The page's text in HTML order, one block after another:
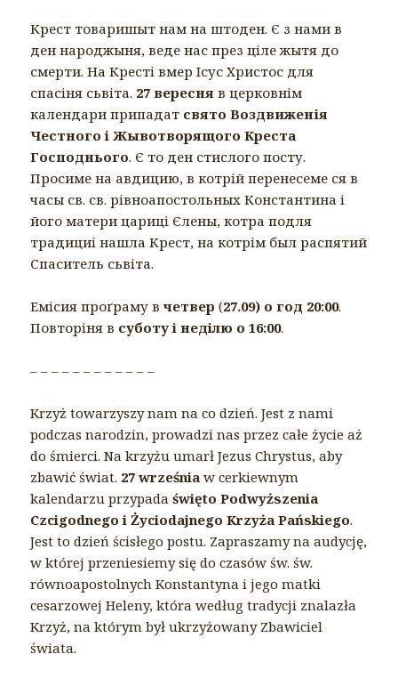
Крест товаришыт нам на штоден. Є з нами в
ден народжыня, веде нас през цiле жытя до
смерти. На Крестi вмер Iсус Христос для
спасiня сьвiта. 27 вересня в церковнiм
календари припадат свято Воздвиженія
Честного i Жывотворящoго Креста
Господнього. Є то ден стислого посту.
Просиме на авдицию, в котрiй перенесеме ся в
часы св. св. рiвноапостольных Константина i
його матери царицi Єлены, котра подля
традициi нашла Крест, на котрiм был распятий
Спаситель сьвiта.
Емiсия проґраму вчетвер (27.09) о год 20:00.
Повторiня в суботу i недiлю о 16:00.
– – – – – – – – – – – –
Krzyż towarzyszy nam na co dzień. Jest z nami
podczas narodzin, prowadzi nas przez całe życie aż
do śmierci. Na krzyżu umarł Jezus Chrystus, aby
zbawić świat. 27 września w cerkiewnym
kalendarzu przypadaświęto Podwyższenia
Czcigodnego i Życiodajnego Krzyża Pańskiego.
Jest to dzień ścisłego postu. Zapraszamy na audycję,
w której przeniesiemy się do czasów św. św.
równoapostolnych Konstantyna i jego matki
cesarzowej Heleny, która według tradycji znalazła
Krzyż, na którym był ukrzyżowany Zbawiciel
świata.